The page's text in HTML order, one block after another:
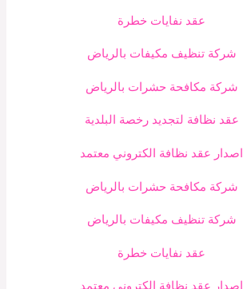
عقد نفايات خطرة
شركة تنظيف مكيفات بالرياض
شركة مكافحة حشرات بالرياض
عقد نظافة لتجديد رخصة البلدية
اصدار عقد نظافة الكتروني معتمد
شركة مكافحة حشرات بالرياض
شركة تنظيف مكيفات بالرياض
عقد نفايات خطرة
اصدار عقد نظافة الكتروني معتمد